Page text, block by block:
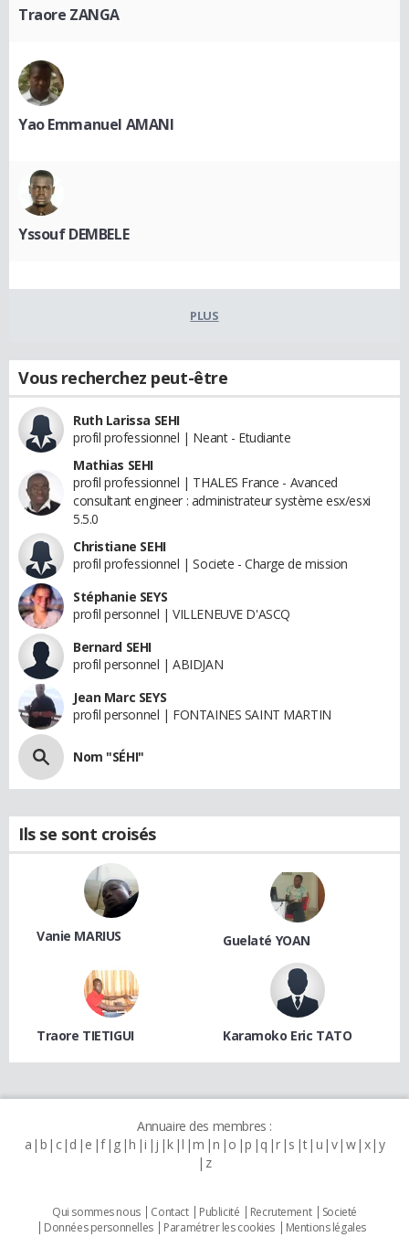
Traore ZANGA
Yao Emmanuel AMANI
Yssouf DEMBELE
PLUS
Vous recherchez peut-être
Ruth Larissa SEHI
profil professionnel | Neant - Etudiante
Mathias SEHI
profil professionnel | THALES France - Avanced
consultant engineer : administrateur système esx/esxi
5.5.0
Christiane SEHI
profil professionnel | Societe - Charge de mission
Stéphanie SEYS
profil personnel | VILLENEUVE D'ASCQ
Bernard SEHI
profil personnel | ABIDJAN
Jean Marc SEYS
profil personnel | FONTAINES SAINT MARTIN
Nom "SÉHI"
Ils se sont croisés
Vanie MARIUS Guelaté YOAN
Traore TIETIGUI Karamoko Eric TATO
Annuaire des membres :
a b c d e f g h i j k l m n o p q r s t u v w x y
z
Qui sommes nous Contact Publicité Recrutement
Societé
Données personnelles
Paramétrer les cookies
Mentions légales